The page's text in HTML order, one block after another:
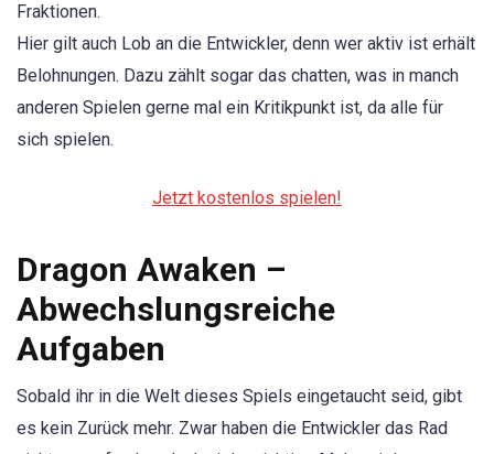
Fraktionen.
Hier gilt auch Lob an die Entwickler, denn wer aktiv ist erhält
Belohnungen. Dazu zählt sogar das chatten, was in manch
anderen Spielen gerne mal ein Kritikpunkt ist, da alle für
sich spielen.
Jetzt kostenlos spielen!
Dragon Awaken –
Abwechslungsreiche
Aufgaben
Sobald ihr in die Welt dieses Spiels eingetaucht seid, gibt
es kein Zurück mehr. Zwar haben die Entwickler das Rad